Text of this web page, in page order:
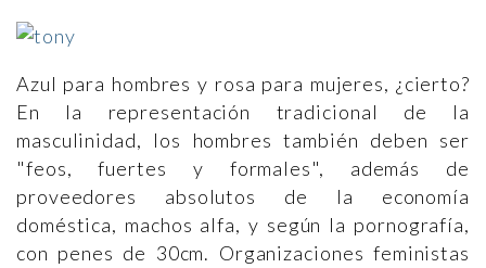
Azul para hombres y rosa para mujeres, ¿cierto?
En la representación tradicional de la
masculinidad, los hombres también deben ser
"feos, fuertes y formales", además de
proveedores absolutos de la economía
doméstica, machos alfa, y según la pornografía,
con penes de 30cm. Organizaciones feministas